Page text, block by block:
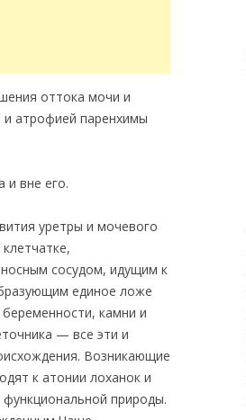
оттока мочи и
и атрофией паренхимы
и вне его.
уретры и мочевого
сосудом, идущим к
единое ложе
камни и
— все эти и
Возникающие
к атонии лоханок и
природы.